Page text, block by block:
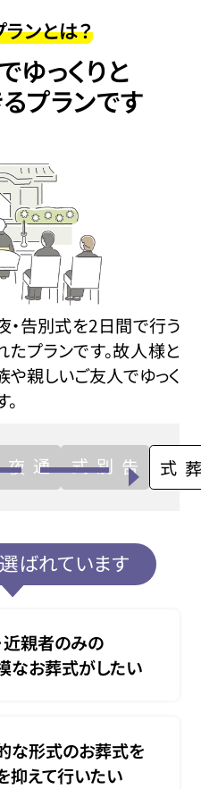
ンとは？
ゆっくりと
プランです
・告別式を2日間で行う
プランです。故人様と
親しいご友人でゆっく
告別式 火葬式
ばれています
親者のみの
なお葬式がしたい
な形式のお葬式を
抑えて行いたい